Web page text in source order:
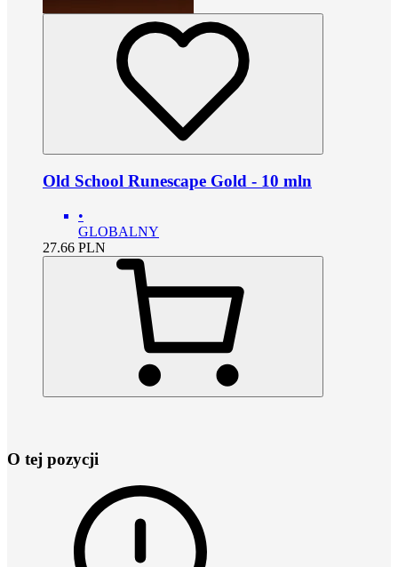
Old School Runescape Gold - 10 mln
•
GLOBALNY
27.66 PLN
O tej pozycji